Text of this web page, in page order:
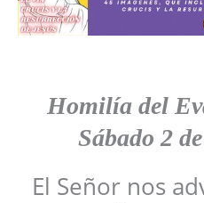
Homilía del
Sábado2
El Señor nos